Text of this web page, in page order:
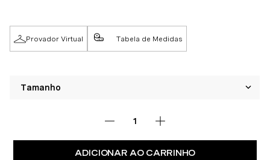
Provador Virtual Tabela de Medidas
ADICIONAR AO CARRINHO